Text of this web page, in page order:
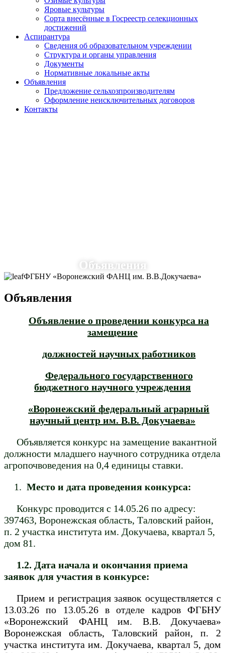
Яровые культуры
Сорта внесённые в Госреестр селекционных
достижений
Аспирантура
Сведения об образовательном учреждении
Структура и органы управления
Документы
Нормативные локальные акты
Объявления
Предложение сельхозпроизводителям
Оформление неисключительных договоров
Контакты
Объявления
ФГБНУ «Воронежский ФАНЦ им. В.В.Докучаева»
Объявления
Объявление о проведении конкурса на
замещение
должностей научных работников
Федерального государственного
бюджетного научного учреждения
«Воронежский федеральный аграрный
научный центр им. В.В. Докучаева»
Объявляется конкурс на замещение вакантной
должности младшего научного сотрудника отдела
агропочвоведения на 0,4 единицы ставки.
Место и дата проведения конкурса:
Конкурс проводится c 14.05.26 по адресу:
397463, Воронежская область, Таловский район,
п. 2 участка института им. Докучаева, квартал 5,
дом 81.
1.2. Дата начала и окончания приема
заявок для участия в конкурсе:
Прием и регистрация заявок осуществляется c
13.03.26
по 13.05.26 в отделе кадров ФГБНУ
«Воронежский ФАНЦ им. В.В. Докучаева»
Воронежская область, Таловский район, п. 2
участка института им. Докучаева, квартал 5, дом